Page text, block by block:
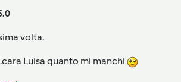
volta.
Luisa quanto mi manchi